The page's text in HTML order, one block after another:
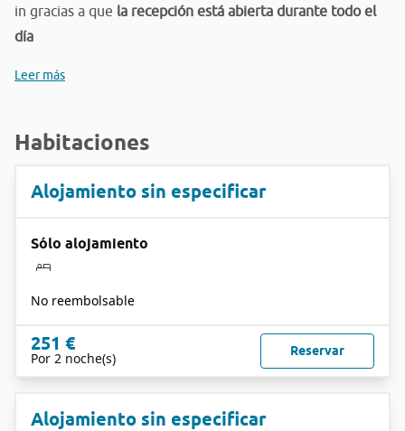
in gracias a que la recepción está abierta durante todo el
día
Leer más
Habitaciones
Alojamiento sin especificar
Sólo alojamiento
No reembolsable
251 €
Por 2 noche(s) Reservar
Alojamiento sin especificar